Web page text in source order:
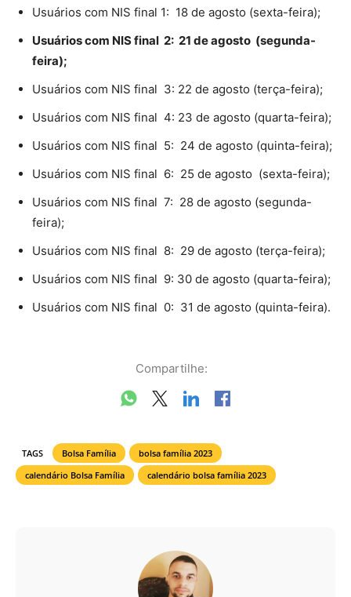
Usuários com NIS final 1: 18 de agosto (sexta-feira);
Usuários com NIS final 2: 21 de agosto (segunda-
feira);
Usuários com NIS final 3: 22 de agosto (terça-feira);
Usuários com NIS final 4: 23 de agosto (quarta-feira);
Usuários com NIS final 5: 24 de agosto (quinta-feira);
Usuários com NIS final 6: 25 de agosto (sexta-feira);
Usuários com NIS final 7: 28 de agosto (segunda-
feira);
Usuários com NIS final 8: 29 de agosto (terça-feira);
Usuários com NIS final 9: 30 de agosto (quarta-feira);
Usuários com NIS final 0: 31 de agosto (quinta-feira).
Compartilhe:
TAGS Bolsa Família
bolsa família 2023
calendário Bolsa Família
calendário bolsa família 2023